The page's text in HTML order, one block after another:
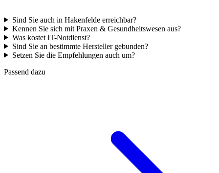
Sind Sie auch in Hakenfelde erreichbar?
Kennen Sie sich mit Praxen & Gesundheitswesen aus?
Was kostet IT-Notdienst?
Sind Sie an bestimmte Hersteller gebunden?
Setzen Sie die Empfehlungen auch um?
Passend dazu